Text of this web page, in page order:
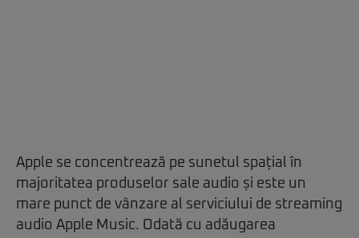
Apple se concentrează pe sunetul spațial în
majoritatea produselor sale audio și este un
mare punct de vânzare al serviciului de streaming
audio Apple Music. Odată cu adăugarea